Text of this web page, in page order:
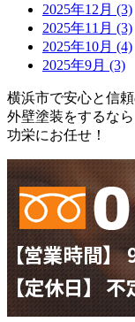
2025年12月 (3)
2025年11月 (3)
2025年10月 (4)
2025年9月 (3)
横浜市で安心と信
外壁塗装をするなら
功栄にお任せ！